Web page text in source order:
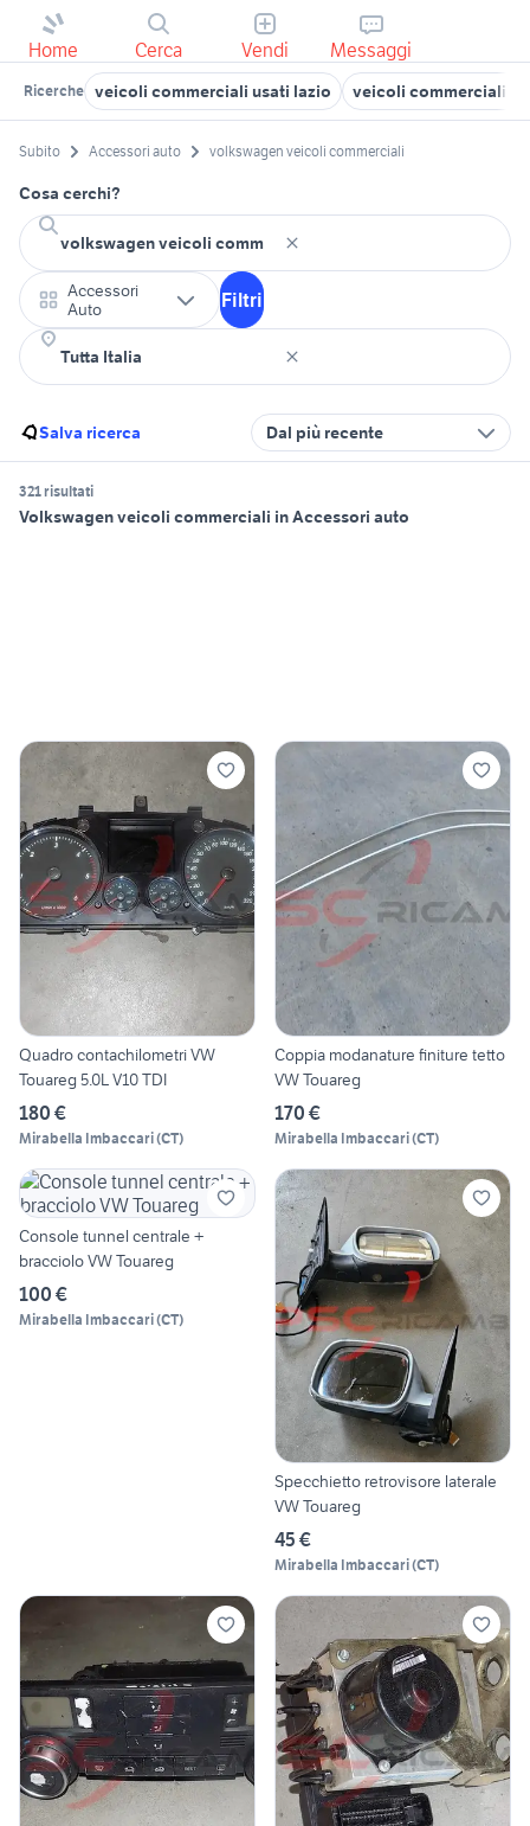
Home Cerca Vendi Messaggi
Ricerche veicoli commerciali usati lazio veicoli commerciali
Subito Accessori auto volkswagen veicoli commerciali
Cosa cerchi?
Accessori
Auto
Filtri
Salva ricerca Dal più recente
321 risultati
Volkswagen veicoli commerciali in Accessori auto
Quadro contachilometri VW
Touareg 5.0L V10 TDI
180 €
Mirabella Imbaccari(CT)
Coppia modanature finiture tetto
VW Touareg
170 €
Mirabella Imbaccari(CT)
Console tunnel centrale +
bracciolo VW Touareg
100 €
Mirabella Imbaccari(CT)
Specchietto retrovisore laterale
VW Touareg
45 €
Mirabella Imbaccari(CT)